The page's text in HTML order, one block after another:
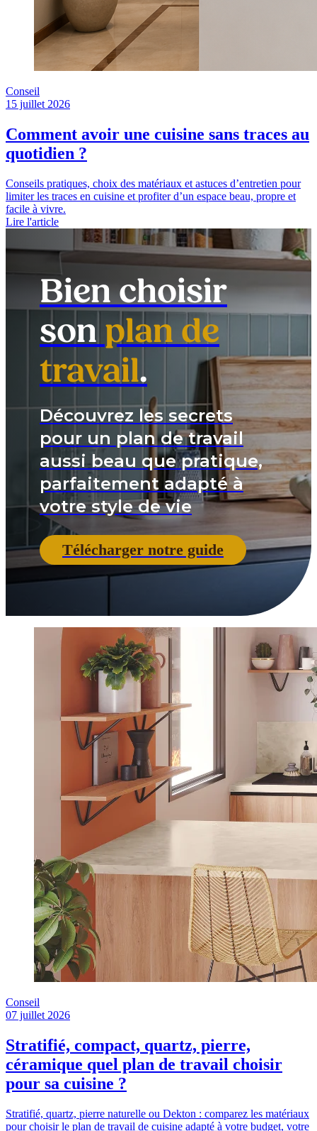
Conseil
15 juillet 2026
Comment avoir une cuisine sans traces au
quotidien ?
Conseils pratiques, choix des matériaux et astuces d’entretien pour
limiter les traces en cuisine et profiter d’un espace beau, propre et
facile à vivre.
Lire l'article
Bien choisir
son plan de
travail.
Découvrez les secrets
pour un plan de travail
aussi beau que pratique,
parfaitement adapté à
votre style de vie
Télécharger notre guide
Conseil
07 juillet 2026
Stratifié, compact, quartz, pierre,
céramique quel plan de travail choisir
pour sa cuisine ?
Stratifié, quartz, pierre naturelle ou Dekton : comparez les matériaux
pour choisir le plan de travail de cuisine adapté à votre budget, votre